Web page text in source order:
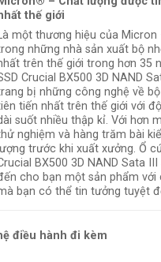
thế giới
một thương hiệu của
những nhà sản xuất bộ
trên thế giới trong hơn 35
Crucial BX500 3D NAND
bị những công nghệ về
tiến nhất trên thế giới với
suốt nhiều thập kỉ. Với hơn
nghiệm và hàng trăm bài
lượng trước khi xuất xưởng. Ổ
BX500 3D NAND Sata
cho bạn một sản phẩm với
bạn có thể tin tưởng tuyệt
điều hành đi kèm